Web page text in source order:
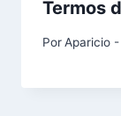
Termos
PorAparicio